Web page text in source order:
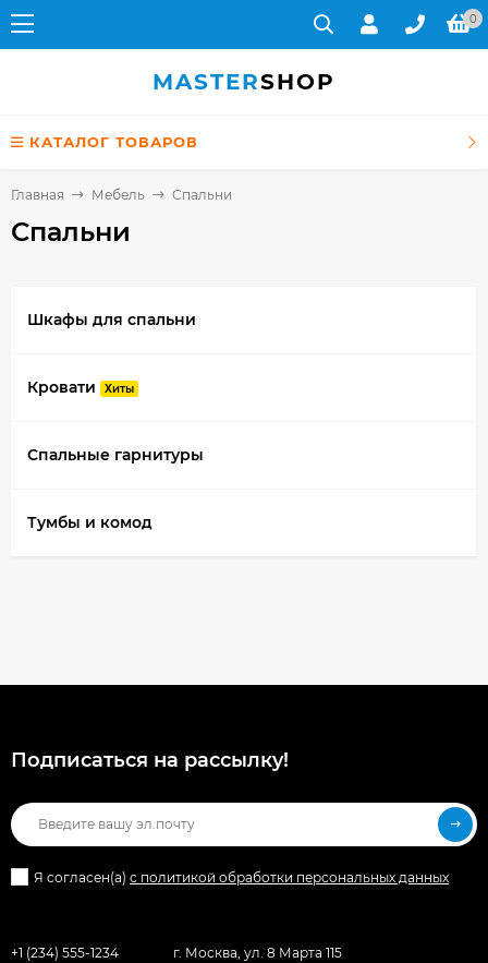
0
MASTERSHOP
КАТАЛОГ ТОВАРОВ
Главная Мебель Спальни
Спальни
Шкафы для спальни
Кровати Хиты
Спальные гарнитуры
Тумбы и комод
Подписаться на рассылкy!
Я согласен(a) с политикой обработки персональных данных
+1 (234) 555-1234 г. Москва, ул. 8 Марта 115